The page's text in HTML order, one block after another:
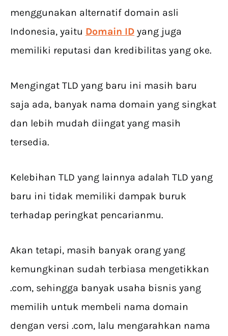
menggunakan alternatif domain asli
Indonesia, yaitu Domain ID yang juga
memiliki reputasi dan kredibilitas yang oke.
Mengingat TLD yang baru ini masih baru
saja ada, banyak nama domain yang singkat
dan lebih mudah diingat yang masih
tersedia.
Kelebihan TLD yang lainnya adalah TLD yang
baru ini tidak memiliki dampak buruk
terhadap peringkat pencarianmu.
Akan tetapi, masih banyak orang yang
kemungkinan sudah terbiasa mengetikkan
.com, sehingga banyak usaha bisnis yang
memilih untuk membeli nama domain
dengan versi .com, lalu mengarahkan nama